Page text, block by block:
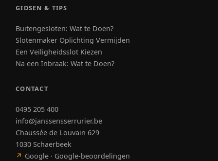
GIDSEN & TIPS
Buitengesloten: Wat te Doen?
Slotenmaker Oplichting Vermijden
Een Veiligheidsslot Kiezen
Na een Inbraak: Wat te Doen?
CONTACT
0495 205 400
info@janssensserrurier.be
Chaussée de Louvain 629
1030 Schaerbeek
↗ Google · Google-beoordelingen